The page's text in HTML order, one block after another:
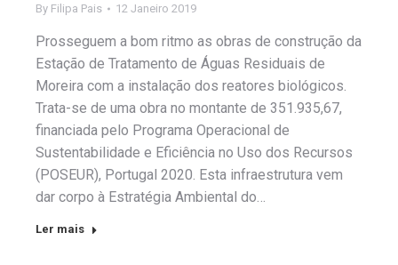
By Filipa Pais 12 Janeiro 2019
Prosseguem a bom ritmo as obras de construção da
Estação de Tratamento de Águas Residuais de
Moreira com a instalação dos reatores biológicos.
Trata-se de uma obra no montante de 351.935,67,
financiada pelo Programa Operacional de
Sustentabilidade e Eficiência no Uso dos Recursos
(POSEUR), Portugal 2020. Esta infraestrutura vem
dar corpo à Estratégia Ambiental do…
Ler mais